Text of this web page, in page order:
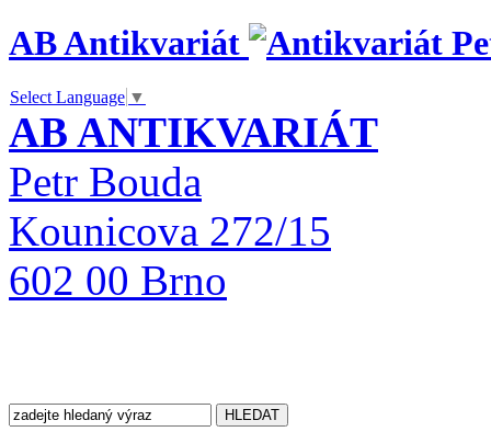
AB Antikvariát
Select Language ▼
AB ANTIKVARIÁT
Petr Bouda
Kounicova 272/15
602 00 Brno